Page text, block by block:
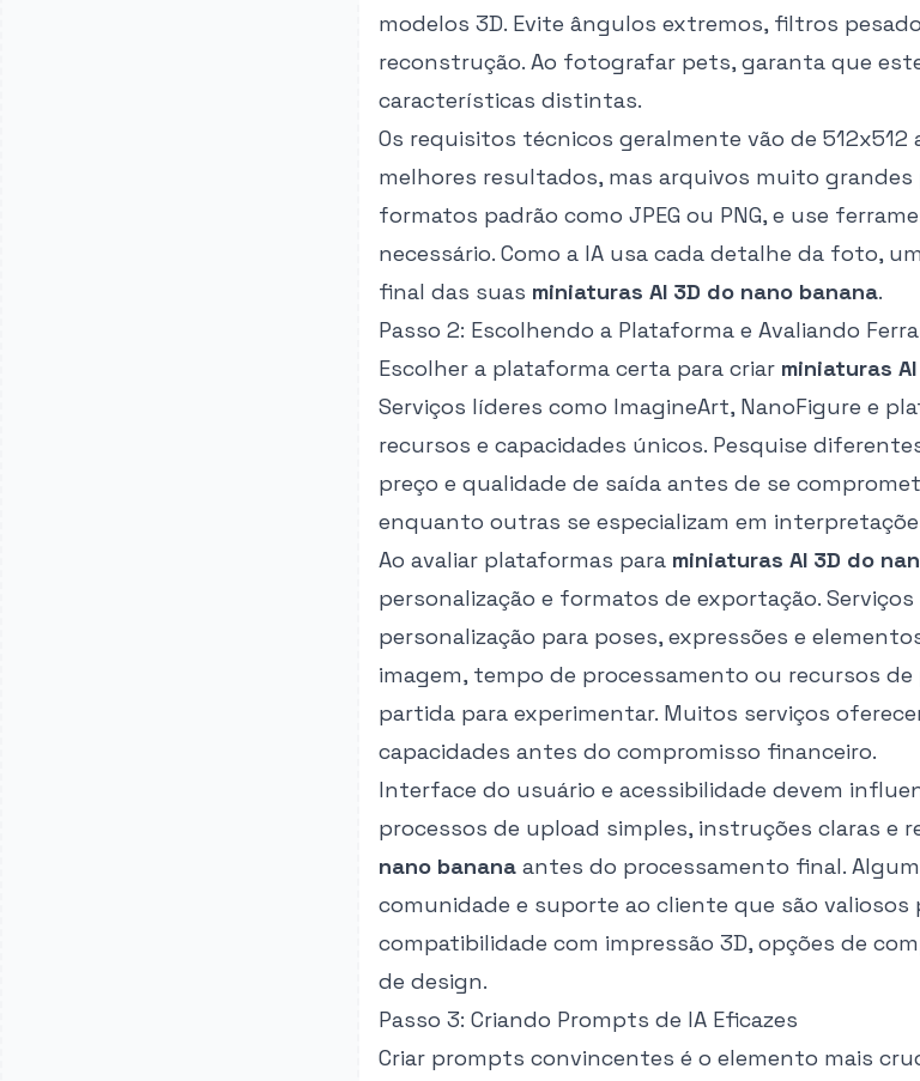
modelos 3D. Evite ângulos extremos, filtros
reconstrução. Ao fotografar pets, garanta que
características distintas.
Os requisitos técnicos geralmente vão de
melhores resultados, mas arquivos muito
formatos padrão como JPEG ou PNG, e use
necessário. Como a IA usa cada detalhe da foto,
final das suas miniaturas AI 3D do nano banana.
Passo 2: Escolhendo a Plataforma e Avaliando
Escolher a plataforma certa para criar miniaturas
Serviços líderes como ImagineArt, NanoFigure e
recursos e capacidades únicos. Pesquise
preço e qualidade de saída antes de se
enquanto outras se especializam em
Ao avaliar plataformas para miniaturas AI 3D do
personalização e formatos de exportação.
personalização para poses, expressões e
imagem, tempo de processamento ou recursos
partida para experimentar. Muitos serviços
capacidades antes do compromisso financeiro.
Interface do usuário e acessibilidade devem
processos de upload simples, instruções claras e
nano banana antes do processamento final.
comunidade e suporte ao cliente que são
compatibilidade com impressão 3D, opções de
de design.
Passo 3: Criando Prompts de IA Eficazes
Criar prompts convincentes é o elemento mais